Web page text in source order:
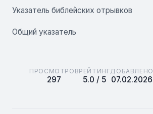
Указатель библейских отрывков
Общий указатель
ПРОСМОТРОВ
297
РЕЙТИНГ
5.0 / 5
ДОБАВЛЕНО
07.02.2026